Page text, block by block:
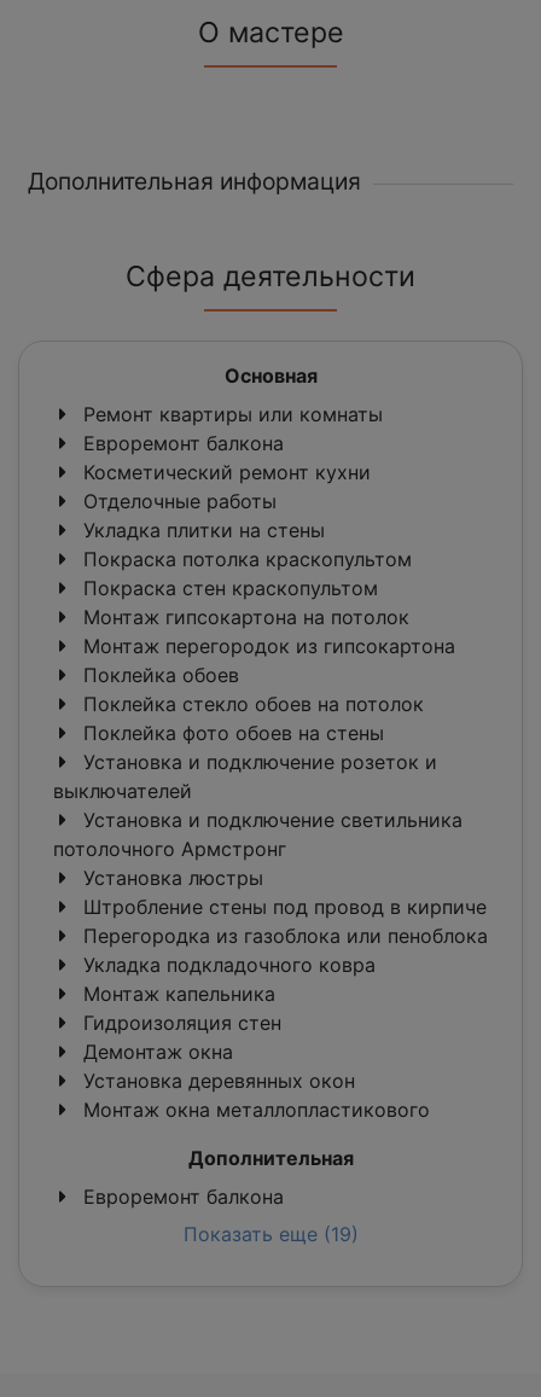
О мастере
Дополнительная информация
Сфера деятельности
Основная
Ремонт квартиры или комнаты
Евроремонт балкона
Косметический ремонт кухни
Отделочные работы
Укладка плитки на стены
Покраска потолка краскопультом
Покраска стен краскопультом
Монтаж гипсокартона на потолок
Монтаж перегородок из гипсокартона
Поклейка обоев
Поклейка стекло обоев на потолок
Поклейка фото обоев на стены
Установка и подключение розеток и
выключателей
Установка и подключение светильника
потолочного Армстронг
Установка люстры
Штробление стены под провод в кирпиче
Перегородка из газоблока или пеноблока
Укладка подкладочного ковра
Монтаж капельника
Гидроизоляция стен
Демонтаж окна
Установка деревянных окон
Монтаж окна металлопластикового
Дополнительная
Евроремонт балкона
Показать еще (19)